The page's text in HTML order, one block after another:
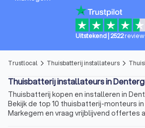
Uitstekend| 2522
Trustlocal arrow_forward_ios Thuisbatterij installateurs arrow_forward_ios
Thuisbatterij installateurs in
Thuisbatterij kopen en installeren in
Bekijk de top 10 thuisbatterij-monteurs
Markegem en vraag vrijblijvend offertes